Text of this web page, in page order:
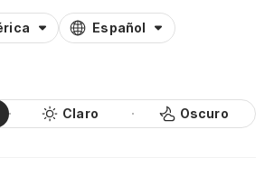
Español
Claro Oscuro